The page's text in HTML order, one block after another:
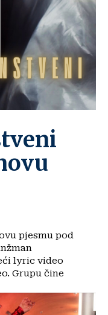
pjesmu pod
lyric video